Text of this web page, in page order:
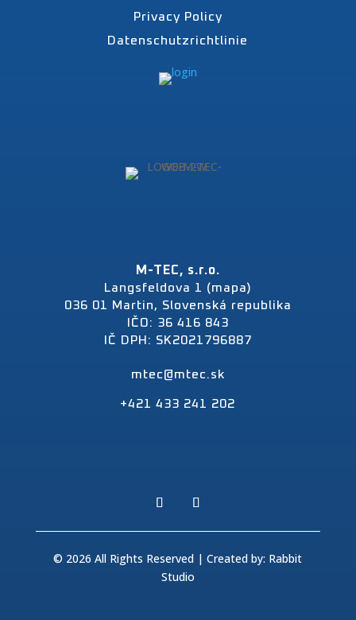
Privacy Policy
Datenschutzrichtlinie
M-TEC, s.r.o.
Langsfeldova 1 (mapa)
036 01 Martin, Slovenská republika
IČO: 36 416 843
IČ DPH: SK2021796887
mtec@mtec.sk
+421 433 241 202
© 2026 All Rights Reserved | Created by: Rabbit
Studio